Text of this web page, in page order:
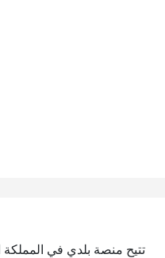
تتيح منصة بلدي في المملكة